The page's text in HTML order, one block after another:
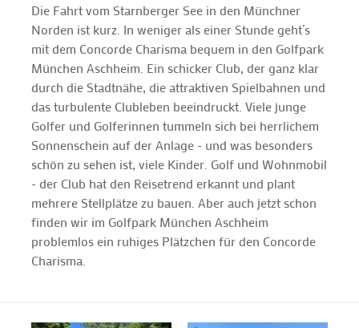
Die Fahrt vom Starnberger See in den Münchner
Norden ist kurz. In weniger als einer Stunde geht’s
mit dem Concorde Charisma bequem in den Golfpark
München Aschheim. Ein schicker Club, der ganz klar
durch die Stadtnähe, die attraktiven Spielbahnen und
das turbulente Clubleben beeindruckt. Viele junge
Golfer und Golferinnen tummeln sich bei herrlichem
Sonnenschein auf der Anlage - und was besonders
schön zu sehen ist, viele Kinder. Golf und Wohnmobil
- der Club hat den Reisetrend erkannt und plant
mehrere Stellplätze zu bauen. Aber auch jetzt schon
finden wir im Golfpark München Aschheim
problemlos ein ruhiges Plätzchen für den Concorde
Charisma.